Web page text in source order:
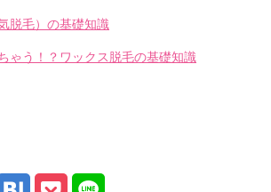
脱毛）の基礎知識
ゃう！？ワックス脱毛の基礎知識